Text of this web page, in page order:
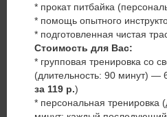
* прокат питбайка
* помощь опытного
* подготовленная чистая
Стоимость для Вас:
* групповая тренировка со
(длительность: 90 минут) —
за 119 р.)
* персональная тренировка